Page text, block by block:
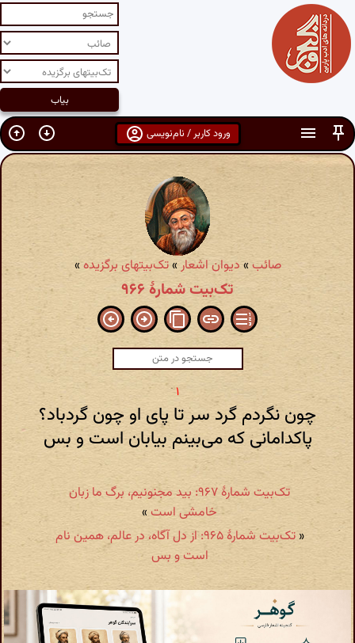
ورود کاربر / نام‌نویسی
صائب»دیوان اشعار »تک‌بیتهای برگزیده»
تک‌بیت شمارهٔ ۹۶۶
چون نگردم گرد سر تا پای او چون گردباد؟
پاکدامانی که می‌بینم بیابان است و بس
تک‌بیت شمارهٔ ۹۶۷: بید مجنونیم، برگ ما زبان
خامشی است »
«
تک‌بیت شمارهٔ ۹۶۵: از دل آگاه، در عالم، همین نام
است و بس